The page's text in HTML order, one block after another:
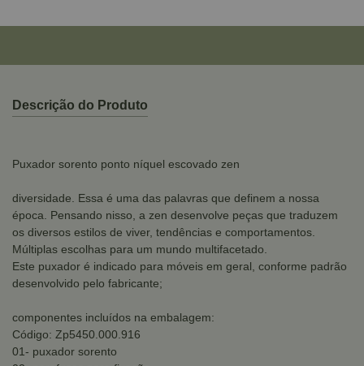
Descrição do Produto
Puxador sorento ponto níquel escovado zen
diversidade. Essa é uma das palavras que definem a nossa
época. Pensando nisso, a zen desenvolve peças que traduzem
os diversos estilos de viver, tendências e comportamentos.
Múltiplas escolhas para um mundo multifacetado.
Este puxador é indicado para móveis em geral, conforme padrão
desenvolvido pelo fabricante;
componentes incluídos na embalagem:
Código: Zp5450.000.916
01- puxador sorento